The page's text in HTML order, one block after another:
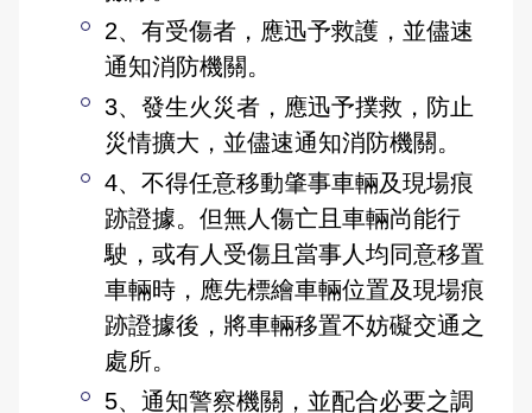
民防相關法令及表格
公職人員利益衝突迴避法身分關係公開專區
政策及業務宣導資訊查詢專區
補助公告專區
治安工作會報
內部控制聲明書
2、有受傷者，應迅予救護，並儘速
通知消防機關。
3、發生火災者，應迅予撲救，防止
災情擴大，並儘速通知消防機關。
4、不得任意移動肇事車輛及現場痕
跡證據。但無人傷亡且車輛尚能行
駛，或有人受傷且當事人均同意移置
車輛時，應先標繪車輛位置及現場痕
跡證據後，將車輛移置不妨礙交通之
處所。
5、通知警察機關，並配合必要之調